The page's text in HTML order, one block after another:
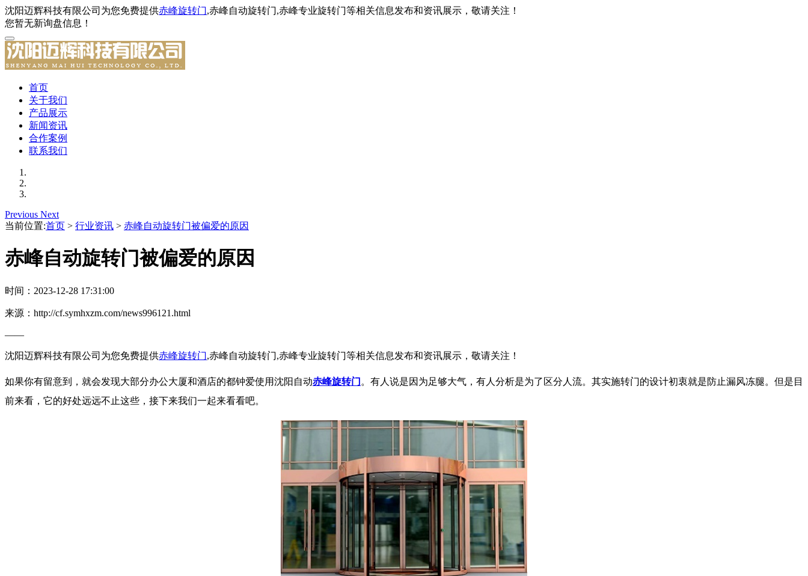
沈阳迈辉科技有限公司为您免费提供赤峰旋转门,赤峰自动旋转门,赤峰专业旋转门等相关信息发布和资讯展示，敬请关注！
您暂无新询盘信息！
首页
关于我们
产品展示
新闻资讯
合作案例
联系我们
Previous Next
当前位置:首页 > 行业资讯 > 赤峰自动旋转门被偏爱的原因
赤峰自动旋转门被偏爱的原因
时间：2023-12-28 17:31:00
来源：http://cf.symhxzm.com/news996121.html
——
沈阳迈辉科技有限公司为您免费提供赤峰旋转门,赤峰自动旋转门,赤峰专业旋转门等相关信息发布和资讯展示，敬请关注！
如果你有留意到，就会发现大部分办公大厦和酒店的都钟爱使用沈阳自动赤峰旋转门 。有人说是因为足够大气，有人分析是为了区分人流。其实施转门的设计初衷就是防止漏风冻腿。但是目
前来看，它的好处远远不止这些，接下来我们一起来看看吧。